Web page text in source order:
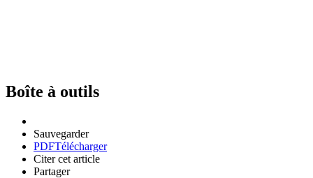
Boîte à outils
Sauvegarder
PDFTélécharger
Citer cet article
Partager